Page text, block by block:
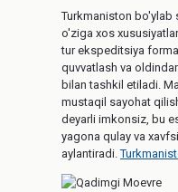
Turkmaniston bo'ylab
o'ziga xos
tur ekspeditsiya
quvvatlash va
bilan tashkil etiladi.
mustaqil sayohat
deyarli imkonsiz, bu
yagona qulay va
aylantiradi.